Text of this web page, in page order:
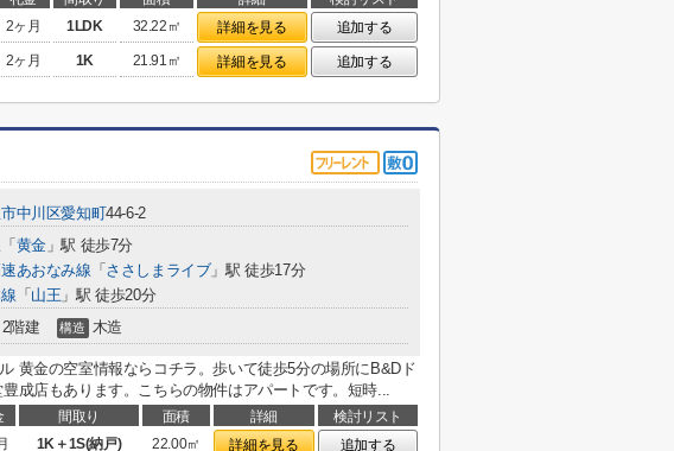
2ヶ月 1LDK 32.22㎡ 詳細を見る
追加する
2ヶ月 1K 21.91㎡ 詳細を見る 追加する
中川区愛知町44-6-2
「 黄金」駅 徒歩7分
あおなみ線 「 ささしまライブ」駅 徒歩17分
「 山王 」駅 徒歩20分
2階建 構造 木造
黄金の空室情報ならコチラ。歩いて徒歩5分の場所にB&Dド
成店もあります。こちらの物件はアパートです。短時...
間取り 面積 詳細
検討リスト
1K＋1S(納戸) 22.00㎡ 詳細を見る 追加する